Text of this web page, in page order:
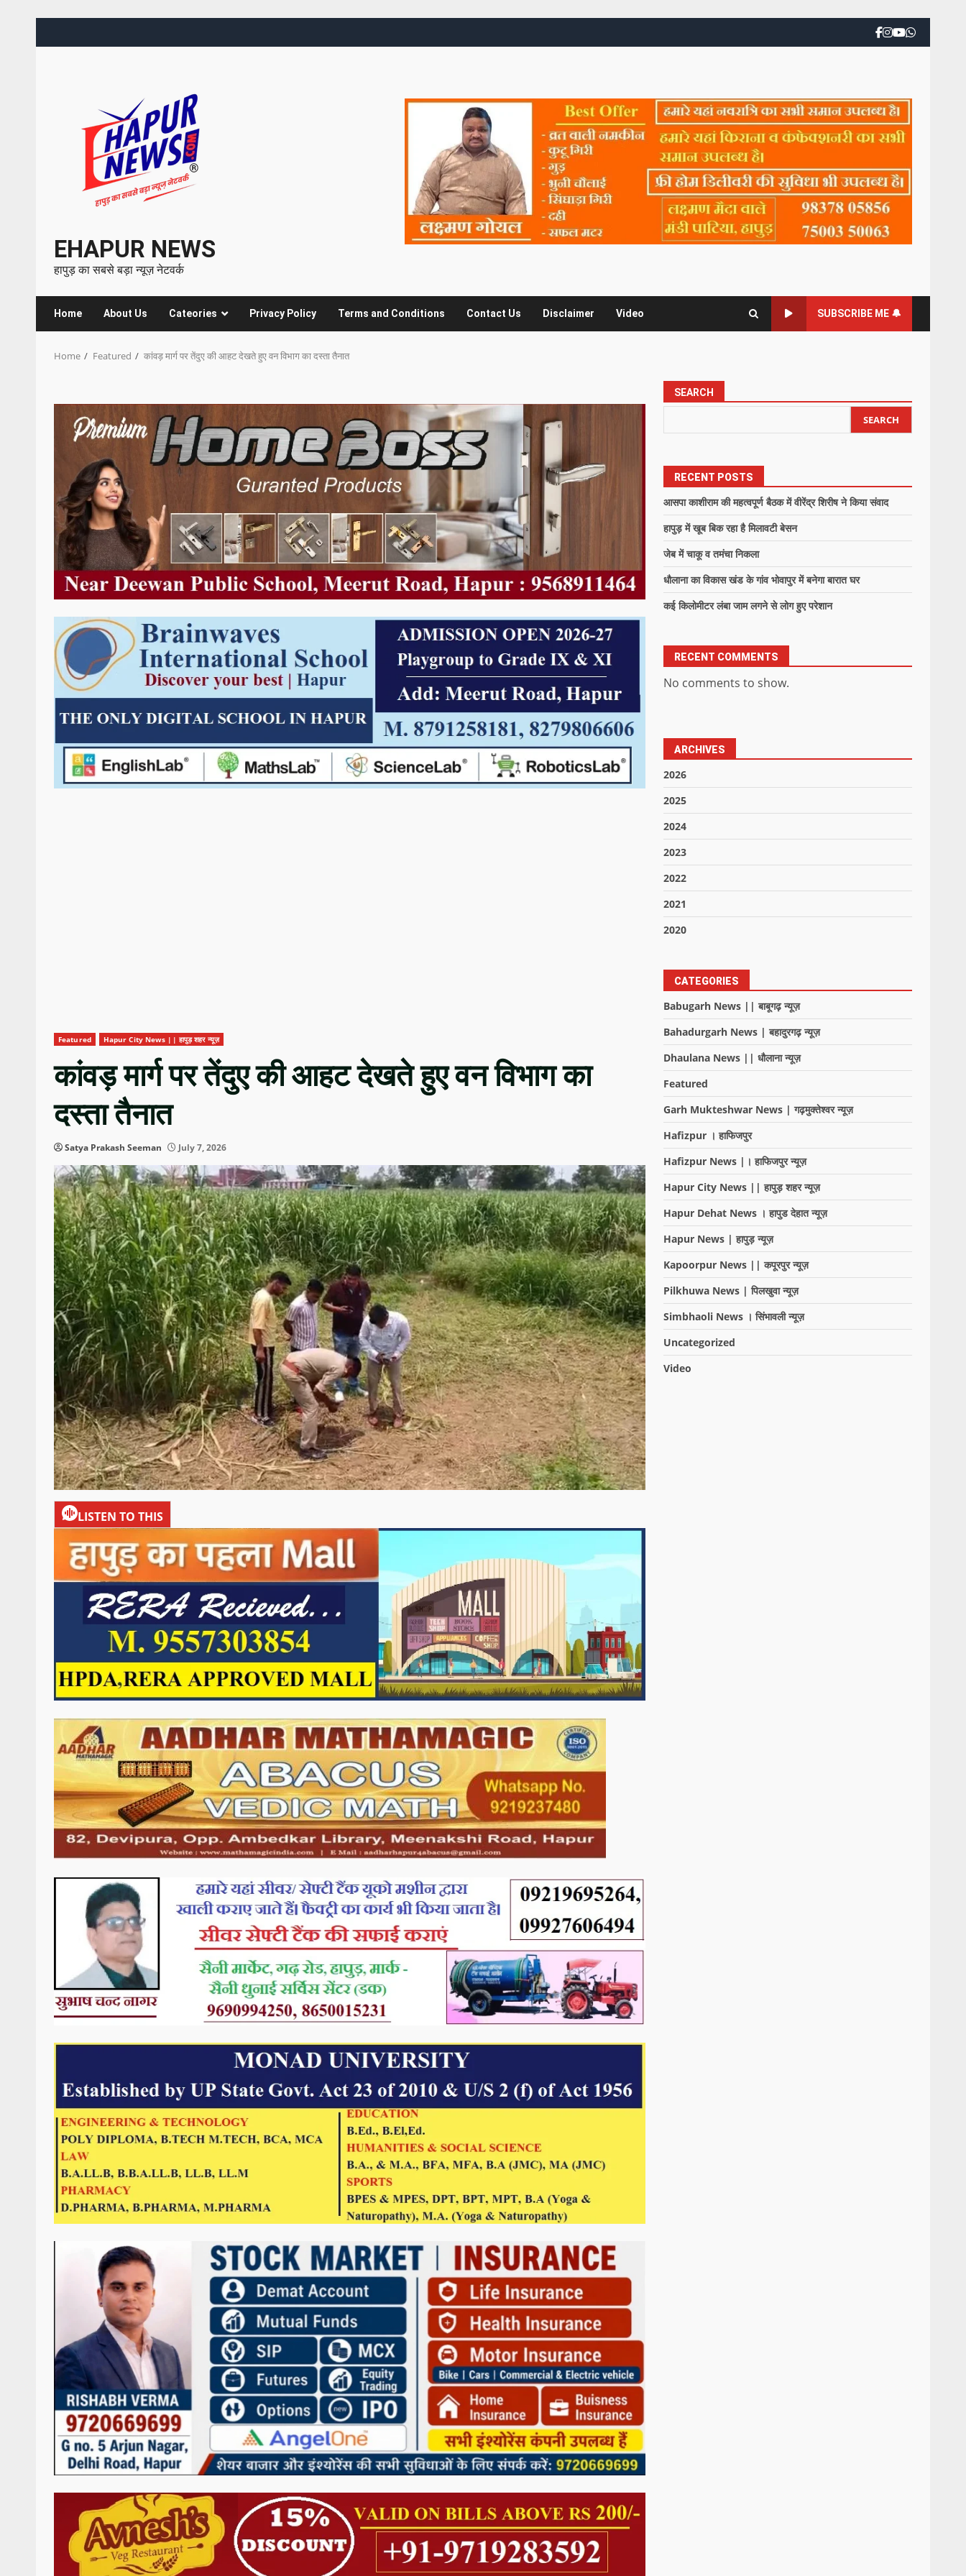
EHAPUR NEWS
हापुड़ का सबसे बड़ा न्यूज़ नेटवर्क
Home About Us Cateories Privacy Policy Terms and Conditions Contact Us Disclaimer Video SUBSCRIBE ME 🔔
Home Featured कांवड़ मार्ग पर तेंदुए की आहट देखते हुए वन विभाग का दस्ता तैनात
Featured Hapur City News || हापुड़ शहर न्यूज़
कांवड़ मार्ग पर तेंदुए की आहट देखते हुए वन विभाग का
दस्ता तैनात
Satya Prakash Seeman July 7, 2026
LISTEN TO THIS
SEARCH
SEARCH
RECENT POSTS
आसपा काशीराम की महत्वपूर्ण बैठक में वीरेंद्र शिरीष ने किया संवाद
हापुड़ में खूब बिक रहा है मिलावटी बेसन
जेब में चाकू व तमंचा निकला
धौलाना का विकास खंड के गांव भोवापुर में बनेगा बारात घर
कई किलोमीटर लंबा जाम लगने से लोग हुए परेशान
RECENT COMMENTS
No comments to show.
ARCHIVES
2026
2025
2024
2023
2022
2021
2020
CATEGORIES
Babugarh News || बाबूगढ़ न्यूज़
Bahadurgarh News | बहादुरगढ़ न्यूज़
Dhaulana News || धौलाना न्यूज़
Featured
Garh Mukteshwar News | गढ़मुक्तेश्वर न्यूज़
Hafizpur । हाफिजपुर
Hafizpur News |। हाफिजपुर न्यूज़
Hapur City News || हापुड़ शहर न्यूज़
Hapur Dehat News । हापुड देहात न्यूज़
Hapur News | हापुड़ न्यूज़
Kapoorpur News || कपूरपुर न्यूज़
Pilkhuwa News | पिलखुवा न्यूज़
Simbhaoli News । सिंभावली न्यूज़
Uncategorized
Video